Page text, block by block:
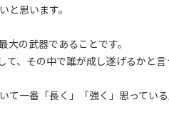
思います。
の武器であることです。
、その中で誰が成し遂げるかと
一番「長く」「強く」思ってい